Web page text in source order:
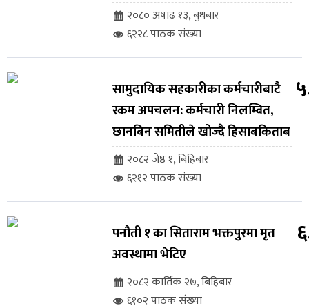
२०८० अषाढ १३, बुधबार
६२२८ पाठक संख्या
सामुदायिक सहकारीका कर्मचारीबाटै
रकम अपचलन: कर्मचारी निलम्बित,
छानबिन समितीले खोज्दै हिसाबकिताब
२०८२ जेष्ठ १, बिहिबार
६२१२ पाठक संख्या
पनौती १ का सिताराम भक्तपुरमा मृत
अवस्थामा भेटिए
२०८२ कार्तिक २७, बिहिबार
६१०२ पाठक संख्या